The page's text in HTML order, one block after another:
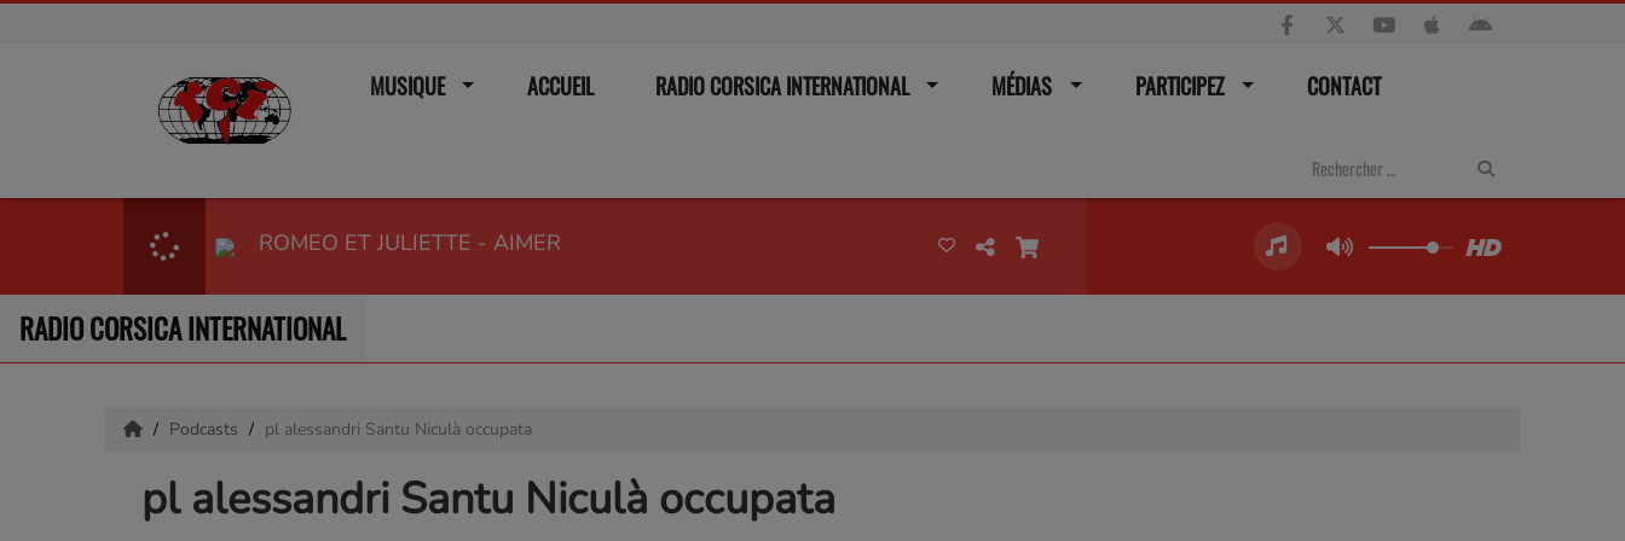
MUSIQUE ACCUEIL RADIO CORSICA INTERNATIONAL MÉDIAS PARTICIPEZ CONTACT
ROMEO ET JULIETTE - AIMER
RADIO CORSICA INTERNATIONAL
Podcasts pl alessandri Santu Niculà occupata
pl alessandri Santu Niculà occupata